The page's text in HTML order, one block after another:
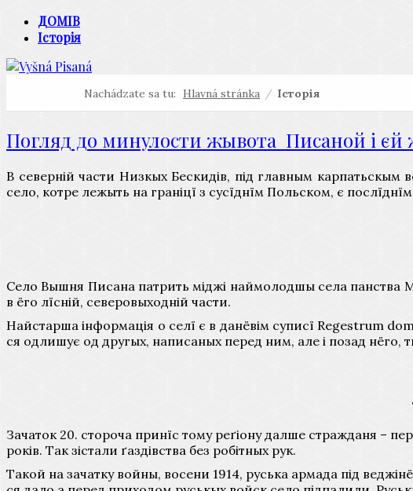
ДОМІВ
Історія
Nachádzate sa tu: Hlavná stránka / Історія
Погляд до минулости жывота Писаной і єй
В северній части Низкых Бескидів, під главным
село, котре лежыть на граніцї з сусїднїм Польском, є
Село Вышня Писана патрить міджі наймолодшы села панства
в ёго лїсній, северовыходній части.
Найстарша інформація о селї є в данёвім суписї Regestrum
ся одлишує од другых, написаных перед ним, але і позад нёго,
Зачаток 20. стороча принїс тому реґіону далше стражданя –
років. Так зістали ґаздівства без робітных рук.
Такой на зачатку войны, восени 1914, руська армада під